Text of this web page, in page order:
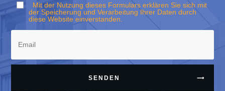
Mit der Nutzung dieses Formulars erklären Sie sich mit
der Speicherung und Verarbeitung Ihrer Daten durch
diese Website einverstanden.
SENDEN